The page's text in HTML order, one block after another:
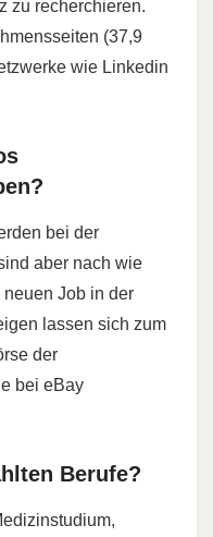
zu recherchieren.
(37,9
wie Linkedin
bei der
aber nach wie
Job in der
lassen sich zum
der
bei eBay
Berufe?